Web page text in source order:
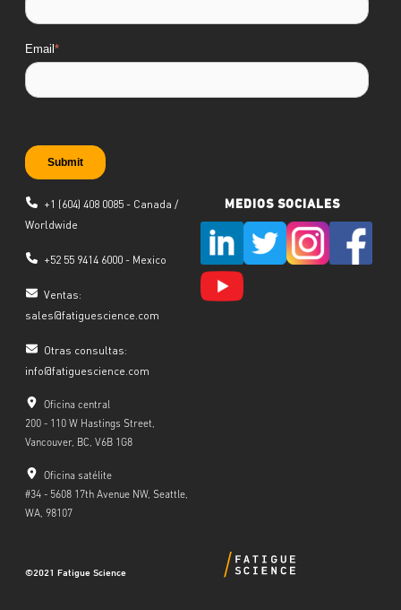
Email*
+1 (604) 408 0085 - Canada /
Worldwide
+52 55 9414 6000 - Mexico
Ventas:
sales@fatiguescience.com
Otras consultas:
info@fatiguescience.com
Oficina central
200 - 110 W Hastings Street,
Vancouver, BC, V6B 1G8
Oficina satélite
#34 - 5608 17th Avenue NW, Seattle,
WA, 98107
MEDIOS SOCIALES
©2021 Fatigue Science